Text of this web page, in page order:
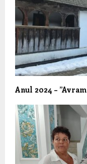
Anul 2024 –